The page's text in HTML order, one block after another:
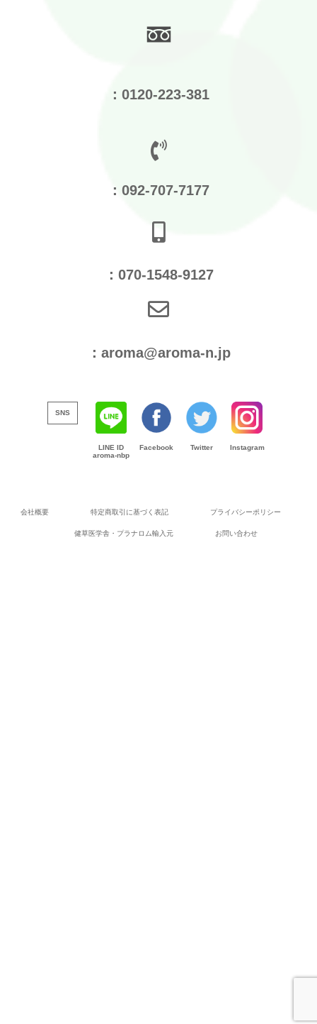
：0120-223-381
：092-707-7177
：070-1548-9127
：aroma@aroma-n.jp
SNS
LINE ID
aroma-nbp
Facebook Twitter Instagram
会社概要 特定商取引に基づく表記 プライバシーポリシー
健草医学舎・プラナロム輸入元 お問い合わせ